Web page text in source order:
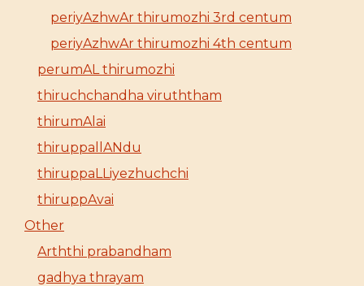
periyAzhwAr thirumozhi 3rd centum
periyAzhwAr thirumozhi 4th centum
perumAL thirumozhi
thiruchchandha viruththam
thirumAlai
thiruppallANdu
thiruppaLLiyezhuchchi
thiruppAvai
Other
Arththi prabandham
gadhya thrayam